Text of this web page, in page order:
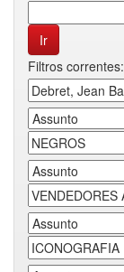
Filtros correntes: